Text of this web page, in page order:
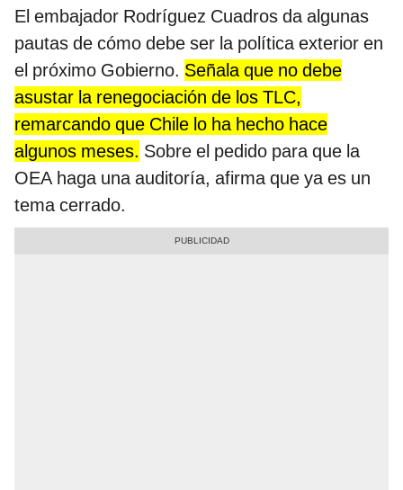
El embajador Rodríguez Cuadros da algunas
pautas de cómo debe ser la política exterior en
el próximo Gobierno. Señala que no debe
asustar la renegociación de los TLC,
remarcando que Chile lo ha hecho hace
algunos meses. Sobre el pedido para que la
OEA haga una auditoría, afirma que ya es un
tema cerrado.